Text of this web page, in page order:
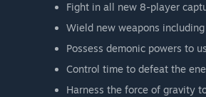
Fight in all new 8-player
Wield new weapons
Possess demonic powers to
Control time to defeat the
Harness the force of gravity